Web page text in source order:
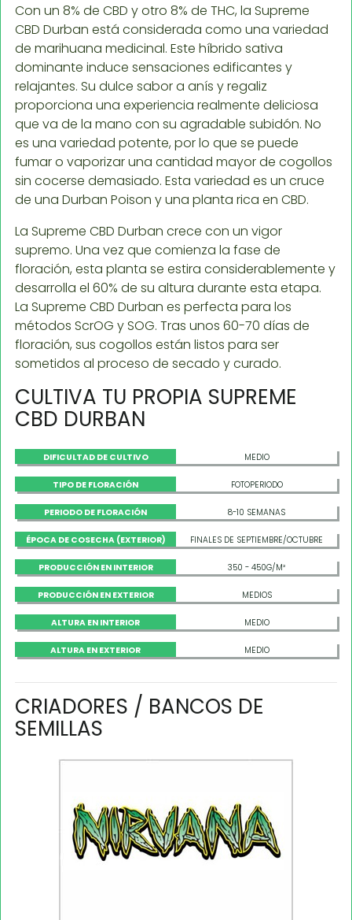
Con un 8% de CBD y otro 8% de THC, la Supreme
CBD Durban está considerada como una variedad
de marihuana medicinal. Este híbrido sativa
dominante induce sensaciones edificantes y
relajantes. Su dulce sabor a anís y regaliz
proporciona una experiencia realmente deliciosa
que va de la mano con su agradable subidón. No
es una variedad potente, por lo que se puede
fumar o vaporizar una cantidad mayor de cogollos
sin cocerse demasiado. Esta variedad es un cruce
de una Durban Poison y una planta rica en CBD.
La Supreme CBD Durban crece con un vigor
supremo. Una vez que comienza la fase de
floración, esta planta se estira considerablemente y
desarrolla el 60% de su altura durante esta etapa.
La Supreme CBD Durban es perfecta para los
métodos ScrOG y SOG. Tras unos 60-70 días de
floración, sus cogollos están listos para ser
sometidos al proceso de secado y curado.
CULTIVA TU PROPIA SUPREME
CBD DURBAN
DIFICULTAD DE CULTIVO MEDIO
TIPO DE FLORACIÓN FOTOPERIODO
PERIODO DE FLORACIÓN 8-10 SEMANAS
ÉPOCA DE COSECHA (EXTERIOR) FINALES DE SEPTIEMBRE/OCTUBRE
PRODUCCIÓN EN INTERIOR 350 - 450G/M²
PRODUCCIÓN EN EXTERIOR MEDIOS
ALTURA EN INTERIOR MEDIO
ALTURA EN EXTERIOR MEDIO
CRIADORES / BANCOS DE
SEMILLAS